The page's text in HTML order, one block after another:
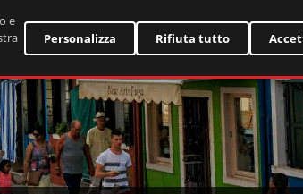
e
Personalizza Rifiuta tutto